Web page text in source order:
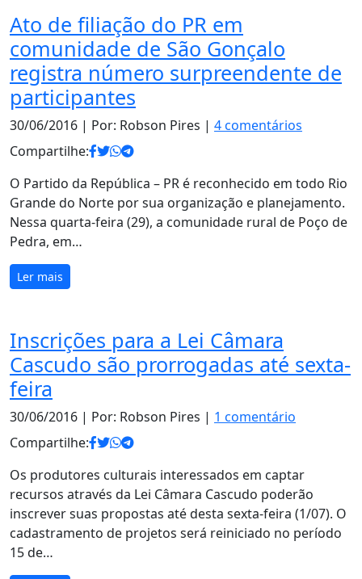
Ato de filiação do PR em
comunidade de São Gonçalo
registra número surpreendente de
participantes
30/06/2016 | Por: Robson Pires | 4 comentários
Compartilhe:
O Partido da República – PR é reconhecido em todo Rio
Grande do Norte por sua organização e planejamento.
Nessa quarta-feira (29), a comunidade rural de Poço de
Pedra, em…
Ler mais
Inscrições para a Lei Câmara
Cascudo são prorrogadas até sexta-
feira
30/06/2016 | Por: Robson Pires | 1 comentário
Compartilhe:
Os produtores culturais interessados em captar
recursos através da Lei Câmara Cascudo poderão
inscrever suas propostas até desta sexta-feira (1/07). O
cadastramento de projetos será reiniciado no período
15 de…